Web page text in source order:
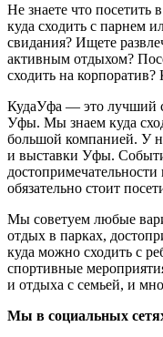
Не знаете что посетить
куда сходить с парнем
свидания? Ищете
активным отдыхом?
сходить на
КудаУфа — это лучший
Уфы. Мы знаем куда
большой компанией. У
и выставки Уфы.
обязательно стоит
Мы советуем любые
отдых в парках,
куда можно сходить с
спортивные
и отдыха с семьей, и
Мы в социальных